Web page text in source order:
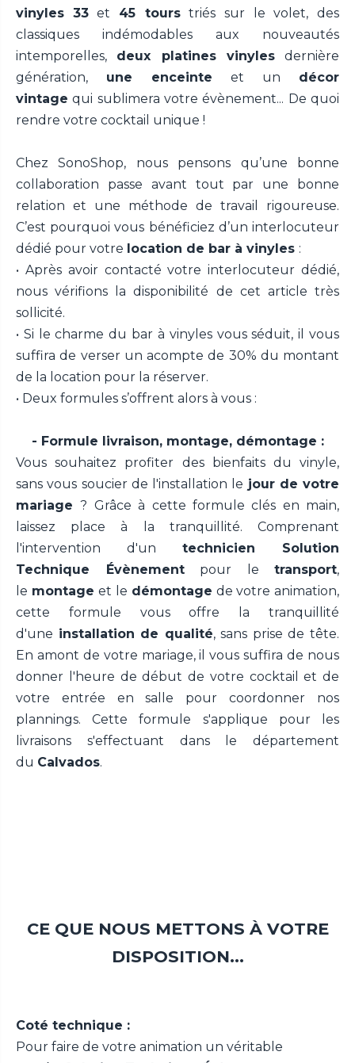
vinyles 33et 45 tourstriés sur le volet, des
classiques indémodables aux nouveautés
intemporelles, deux platines vinylesdernière
génération, une enceinte et un décor
vintage qui sublimera votre évènement... De quoi
rendre votre cocktail unique !
Chez SonoShop, nous pensons qu’une bonne
collaboration passe avant tout par une bonne
relation et une méthode de travail rigoureuse.
C’est pourquoi vous bénéficiez d’un interlocuteur
dédié pour votre location de bar à vinyles :
• Après avoir contacté votre interlocuteur dédié,
nous vérifions la disponibilité de cet article très
sollicité.
• Si le charme du bar à vinyles vous séduit, il vous
suffira de verser un acompte de 30% du montant
de la location pour la réserver.
• Deux formules s’offrent alors à vous :
- Formule livraison, montage, démontage :
Vous souhaitez profiter des bienfaits du vinyle,
sans vous soucier de l'installation le jour de votre
mariage? Grâce à cette formule clés en main,
laissez place à la tranquillité. Comprenant
l'intervention d'un technicien Solution
Technique Évènementpour le transport,
le montageet le démontage de votre animation,
cette formule vous offre la tranquillité
d'une installation de qualité, sans prise de tête.
En amont de votre mariage, il vous suffira de nous
donner l'heure de début de votre cocktail et de
votre entrée en salle pour coordonner nos
plannings. Cette formule s'applique pour les
livraisons s'effectuant dans le département
du Calvados.
CE QUE NOUS METTONS À VOTRE
DISPOSITION...
Coté technique :
Pour faire de votre animation un véritable